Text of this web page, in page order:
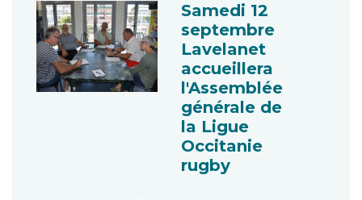
Samedi 12
septembre
Lavelanet
accueillera
l'Assemblée
générale de
la Ligue
Occitanie
rugby